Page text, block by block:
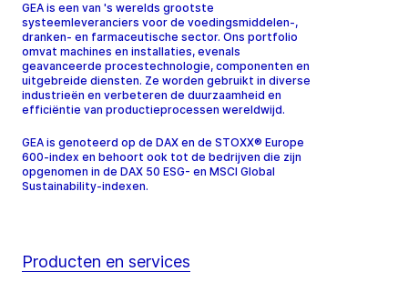
GEA is een van 's werelds grootste
systeemleveranciers voor de voedingsmiddelen-,
dranken- en farmaceutische sector. Ons portfolio
omvat machines en installaties, evenals
geavanceerde procestechnologie, componenten en
uitgebreide diensten. Ze worden gebruikt in diverse
industrieën en verbeteren de duurzaamheid en
efficiëntie van productieprocessen wereldwijd.
GEA is genoteerd op de DAX en de STOXX® Europe
600-index en behoort ook tot de bedrijven die zijn
opgenomen in de DAX 50 ESG- en MSCI Global
Sustainability-indexen.
Producten en services